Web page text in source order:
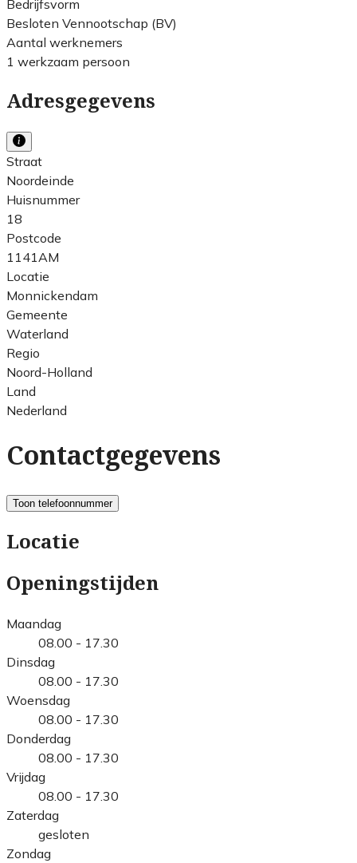
Bedrijfsvorm
Besloten Vennootschap (BV)
Aantal werknemers
1 werkzaam persoon
Adresgegevens
Straat
Noordeinde
Huisnummer
18
Postcode
1141AM
Locatie
Monnickendam
Gemeente
Waterland
Regio
Noord-Holland
Land
Nederland
Contactgegevens
Toon telefoonnummer
Locatie
Openingstijden
Maandag
08.00 - 17.30
Dinsdag
08.00 - 17.30
Woensdag
08.00 - 17.30
Donderdag
08.00 - 17.30
Vrijdag
08.00 - 17.30
Zaterdag
gesloten
Zondag